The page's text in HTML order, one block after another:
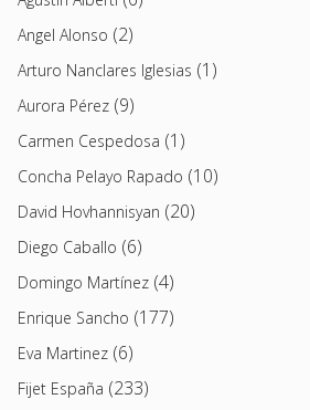
Angel Alonso (2)
Arturo Nanclares Iglesias (1)
Aurora Pérez (9)
Carmen Cespedosa (1)
Concha Pelayo Rapado (10)
David Hovhannisyan (20)
Diego Caballo (6)
Domingo Martínez (4)
Enrique Sancho (177)
Eva Martinez (6)
Fijet España (233)